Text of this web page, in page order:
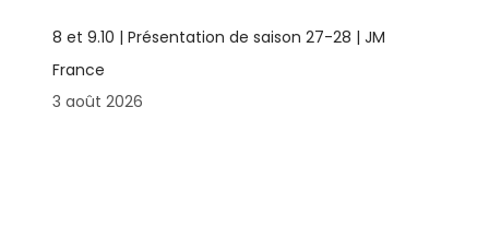
8 et 9.10 | Présentation de saison 27-28 | JM
France
3 août 2026